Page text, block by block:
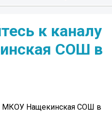
к каналу
СОШ в
МКОУ Нащекинская СОШ в